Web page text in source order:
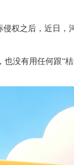
权之后，近日，
没有用任何跟“